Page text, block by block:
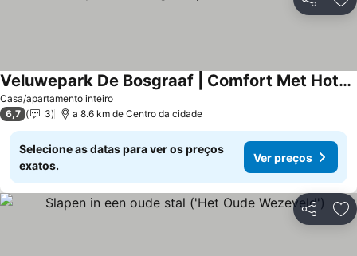
Partilhar
Casa/apartamento inteiro
Veluwepark De Bosgraaf | Comfort Met Hottub
6,7 3 a 8.6 km de Centro da cidade
Selecione as datas para ver os preços
exatos.
Ver preços
Partilhar